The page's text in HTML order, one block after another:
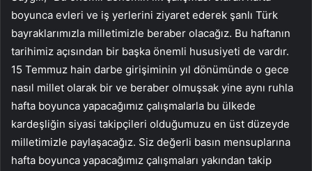
boyunca evleri ve iş yerlerini ziyaret ederek şanlı Türk
bayraklarımızla milletimizle beraber olacağız. Bu haftanın
tarihimiz açısından bir başka önemli hususiyeti de vardır.
15 Temmuz hain darbe girişiminin yıl dönümünde o gece
nasıl millet olarak bir ve beraber olmuşsak yine aynı ruhla
hafta boyunca yapacağımız çalışmalarla bu ülkede
kardeşliğin siyasi takipçileri olduğumuzu en üst düzeyde
milletimizle paylaşacağız. Siz değerli basın mensuplarına
hafta boyunca yapacağımız çalışmaları yakından takip